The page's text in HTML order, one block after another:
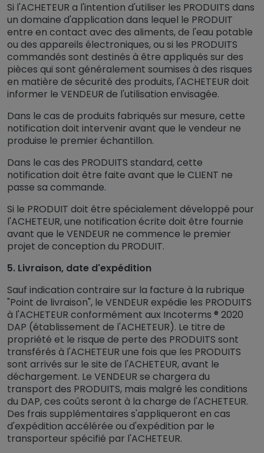
Si l'ACHETEUR a l'intention d'utiliser les PRODUITS dans
un domaine d'application dans lequel le PRODUIT
entre en contact avec des aliments, de l'eau potable
ou des appareils électroniques, ou si les PRODUITS
commandés sont destinés à être appliqués sur des
pièces qui sont généralement soumises à des risques
en matière de sécurité des produits, l'ACHETEUR doit
informer le VENDEUR de l'utilisation envisagée.
Dans le cas de produits fabriqués sur mesure, cette
notification doit intervenir avant que le vendeur ne
produise le premier échantillon.
Dans le cas des PRODUITS standard, cette
notification doit être faite avant que le CLIENT ne
passe sa commande.
Si le PRODUIT doit être spécialement développé pour
l'ACHETEUR, une notification écrite doit être fournie
avant que le VENDEUR ne commence le premier
projet de conception du PRODUIT.
5. Livraison, date d'expédition
Sauf indication contraire sur la facture à la rubrique
"Point de livraison", le VENDEUR expédie les PRODUITS
à l'ACHETEUR conformément aux Incoterms ® 2020
DAP (établissement de l'ACHETEUR). Le titre de
propriété et le risque de perte des PRODUITS sont
transférés à l'ACHETEUR une fois que les PRODUITS
sont arrivés sur le site de l'ACHETEUR, avant le
déchargement. Le VENDEUR se chargera du
transport des PRODUITS, mais malgré les conditions
du DAP, ces coûts seront à la charge de l'ACHETEUR.
Des frais supplémentaires s'appliqueront en cas
d'expédition accélérée ou d'expédition par le
transporteur spécifié par l'ACHETEUR.